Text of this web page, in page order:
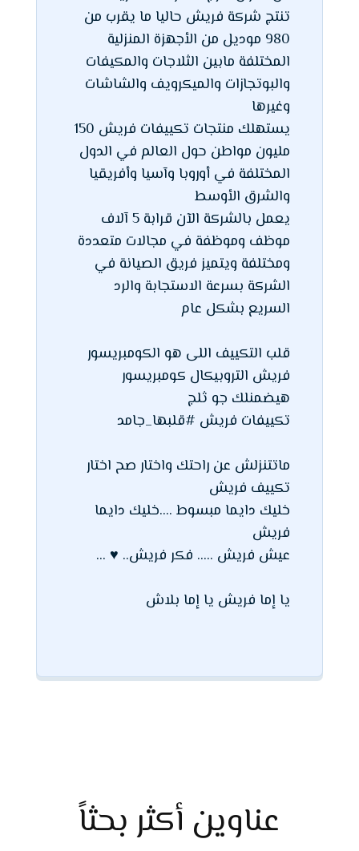
تنتج شركة فريش حاليا ما يقرب من
980 موديل من الأجهزة المنزلية
المختلفة مابين الثلاجات والمكيفات
والبوتجازات والميكرويف والشاشات
وغيرها
يستهلك منتجات تكييفات فريش 150
مليون مواطن حول العالم في الدول
المختلفة في أوروبا وآسيا وأفريقيا
والشرق الأوسط
يعمل بالشركة الآن قرابة 5 آلاف
موظف وموظفة في مجالات متعددة
ومختلفة ويتميز فريق الصيانة في
الشركة بسرعة الاستجابة والرد
السريع بشكل عام
قلب التكييف اللى هو الكومبريسور
فريش التروبيكال كومبريسور
هيضمنلك جو ثلج
تكييفات فريش #قلبها_جامد
ماتتنزلش عن راحتك واختار صح اختار
تكييف فريش
خليك دايما مبسوط ....خليك دايما
فريش
عيش فريش ..... فكر فريش.. ♥ ...
يا إما فريش يا إما بلاش
عناوين أكثر بحثاً